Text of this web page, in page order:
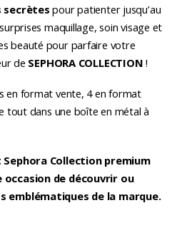
secrètes pour patienter jusqu’au
maquillage, soin visage et
beauté pour parfaire votre
de SEPHORA COLLECTION !
en format vente, 4 en format
tout dans une boîte en métal à
Sephora Collection premium
occasion de découvrir ou
emblématiques de la marque.